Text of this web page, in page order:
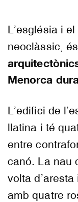
L’església i
neoclàssic, és
Menorca
L’edifici de
llatina i té
entre
canó. La nau
volta
amb quatre